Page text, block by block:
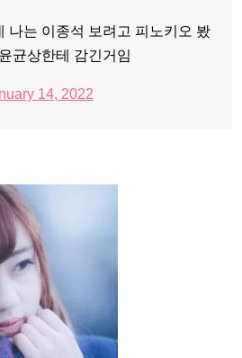
나는 이종석 보려고 피노키오 봤
균상한테 감긴거임
14, 2022